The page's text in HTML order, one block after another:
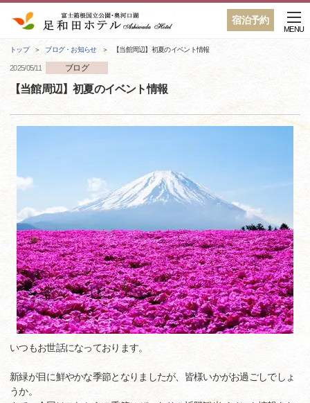
宿泊予約
MENU
トップ ブログ・お知らせ 【当館周辺】初夏のイベント情報
2025/05/11 ブログ
【当館周辺】初夏のイベント情報
いつもお世話になっております。
新緑が目に鮮やかな季節となりましたが、皆様いかがお過ごしでしょ
うか。